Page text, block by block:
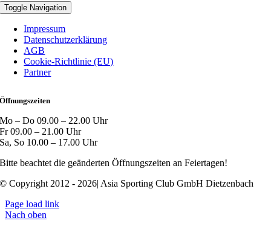
Toggle Navigation
Impressum
Datenschutzerklärung
AGB
Cookie-Richtlinie (EU)
Partner
Öffnungszeiten
Mo – Do 09.00 – 22.00 Uhr
Fr 09.00 – 21.00 Uhr
Sa, So 10.00 – 17.00 Uhr
Bitte beachtet die geänderten Öffnungszeiten an Feiertagen!
© Copyright 2012 - 2026| Asia Sporting Club GmbH Dietzenbach
Page load link
Nach oben